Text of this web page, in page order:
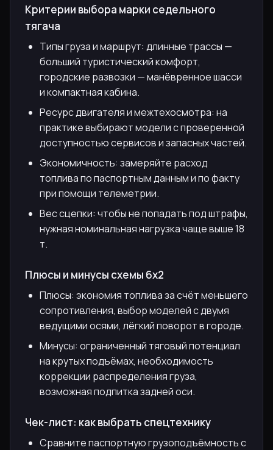
Критерии выбора марки седельного
тягача
Типы груза и маршрут: длинные трассы —
больший туристический комфорт,
городские развозки — манёвренное шасси
и компактная кабина.
Ресурс двигателя и межтехосмотра: на
практике выбирают модели с проверенной
доступностью сервисов и запасных частей.
Экономичность: замеряйте расход
топлива по паспортным данным и по факту
при помощи телеметрии.
Вес сцепки: чтобы не попадать под штрафы,
нужная номинальная нагрузка чаще выше 18
т.
Плюсы и минусы схемы 6х2
Плюсы: экономия топлива за счёт меньшего
сопротивления, выбор моделей с двумя
ведущими осями, лёгкий поворот в городе.
Минусы: ограниченный тяговый потенциал
на крутых подъёмах, необходимость
коррекции распределения груза,
возможная подпитка задней оси.
Чек-лист: как выбрать спецтехнику
Сравните паспортную грузоподъёмность с